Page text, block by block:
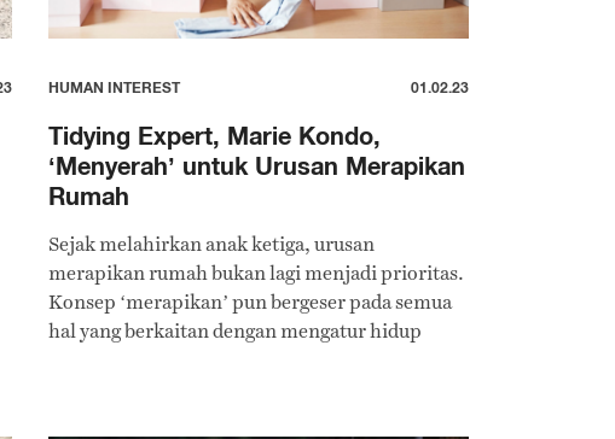
HUMAN INTEREST 01.02.23
Tidying Expert, Marie Kondo,
‘Menyerah’ untuk Urusan Merapikan
Rumah
Sejak melahirkan anak ketiga, urusan
merapikan rumah bukan lagi menjadi prioritas.
Konsep ‘merapikan’ pun bergeser pada semua
hal yang berkaitan dengan mengatur hidup